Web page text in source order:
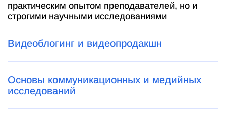
практическим опытом преподавателей, но и
строгими научными исследованиями
Видеоблогинг и видеопродакшн
Основы коммуникационных и медийных
исследований